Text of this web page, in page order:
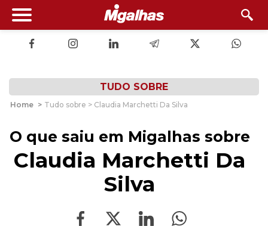
TUDO SOBRE
Home > Tudo sobre > Claudia Marchetti Da Silva
O que saiu em Migalhas sobre
Claudia Marchetti Da
Silva